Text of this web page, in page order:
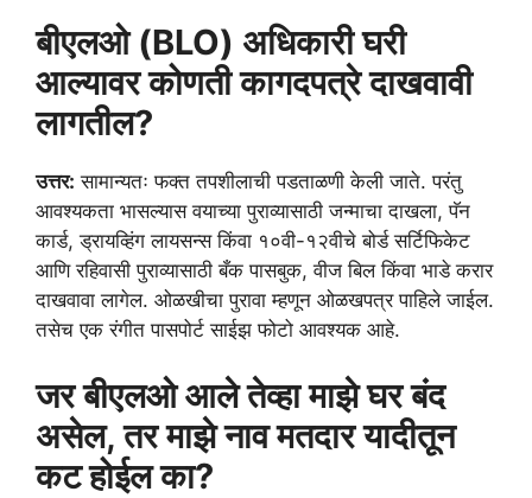
बीएलओ (BLO) अधिकारी घरी
आल्यावर कोणती कागदपत्रे दाखवावी
लागतील?
उत्तर: सामान्यतः फक्त तपशीलाची पडताळणी केली जाते. परंतु
आवश्यकता भासल्यास वयाच्या पुराव्यासाठी जन्माचा दाखला, पॅन
कार्ड, ड्रायव्हिंग लायसन्स किंवा १०वी-१२वीचे बोर्ड सर्टिफिकेट
आणि रहिवासी पुराव्यासाठी बँक पासबुक, वीज बिल किंवा भाडे करार
दाखवावा लागेल. ओळखीचा पुरावा म्हणून ओळखपत्र पाहिले जाईल.
तसेच एक रंगीत पासपोर्ट साईझ फोटो आवश्यक आहे.
जर बीएलओ आले तेव्हा माझे घर बंद
असेल, तर माझे नाव मतदार यादीतून
कट होईल का?